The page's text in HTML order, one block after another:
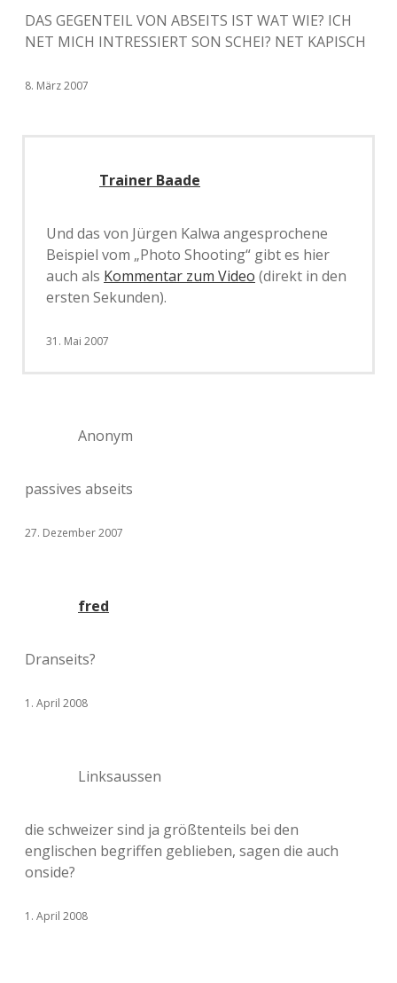
DAS GEGENTEIL VON ABSEITS IST WAT WIE? ICH
NET MICH INTRESSIERT SON SCHEI? NET KAPISCH
8. März 2007
Trainer Baade
Und das von Jürgen Kalwa angesprochene
Beispiel vom „Photo Shooting“ gibt es hier
auch als Kommentar zum Video (direkt in den
ersten Sekunden).
31. Mai 2007
Anonym
passives abseits
27. Dezember 2007
fred
Dranseits?
1. April 2008
Linksaussen
die schweizer sind ja größtenteils bei den
englischen begriffen geblieben, sagen die auch
onside?
1. April 2008